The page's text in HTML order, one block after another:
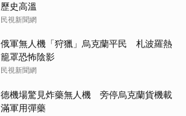
歷史高溫
民視新聞網
俄軍無人機「狩獵」烏克蘭平民 札波羅熱
籠罩恐怖陰影
民視新聞網
德機場驚見炸藥無人機 旁停烏克蘭貨機載
滿軍用彈藥